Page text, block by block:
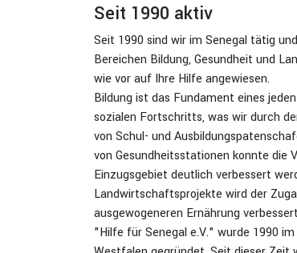
Seit 1990 aktiv
Seit 1990 sind wir im Senegal tätig
Bereichen Bildung, Gesundheit und
wie vor auf Ihre Hilfe angewiesen.
Bildung ist das Fundament eines
sozialen Fortschritts, was wir durch
von Schul- und
von Gesundheitsstationen konnte die
Einzugsgebiet deutlich verbessert
Landwirtschaftsprojekte wird der
ausgewogeneren Ernährung
"Hilfe für Senegal e.V." wurde 1990